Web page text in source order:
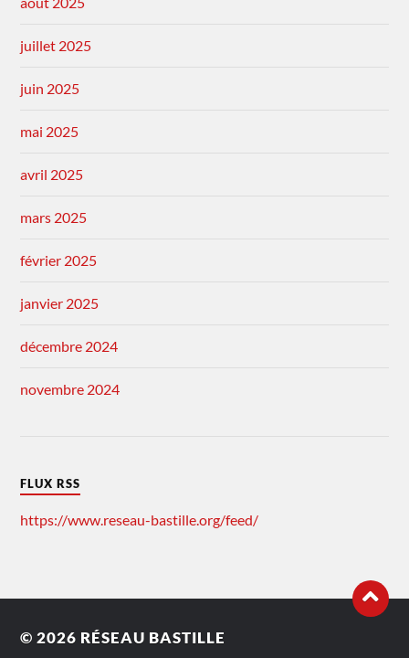
juillet 2025
juin 2025
mai 2025
avril 2025
mars 2025
février 2025
janvier 2025
décembre 2024
novembre 2024
FLUX RSS
https://www.reseau-bastille.org/feed/
© 2026 RÉSEAU BASTILLE